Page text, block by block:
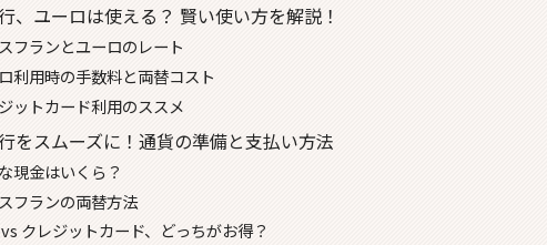
、ユーロは使える？ 賢い使い方を解説！
フランとユーロのレート
利用時の手数料と両替コスト
ットカード利用のススメ
をスムーズに！通貨の準備と支払い方法
現金はいくら？
フランの両替方法
クレジットカード、どっちがお得？